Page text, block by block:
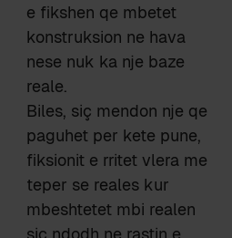
e fikshen qe mbetet
konstruksion ne hava
nese nuk ka nje baze
reale.
Biles, siç mendon nje qe
paguhet per kete pune,
fiksionit e rritet vlera me
teper se reales kur
mbeshtetet mbi realen